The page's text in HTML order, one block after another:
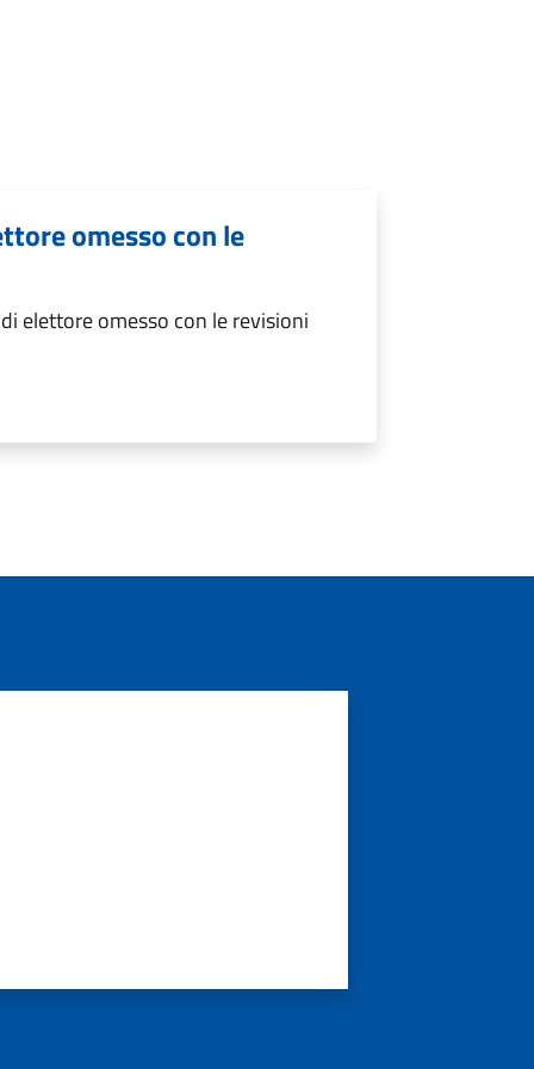
omesso con le
elettore omesso con le revisioni